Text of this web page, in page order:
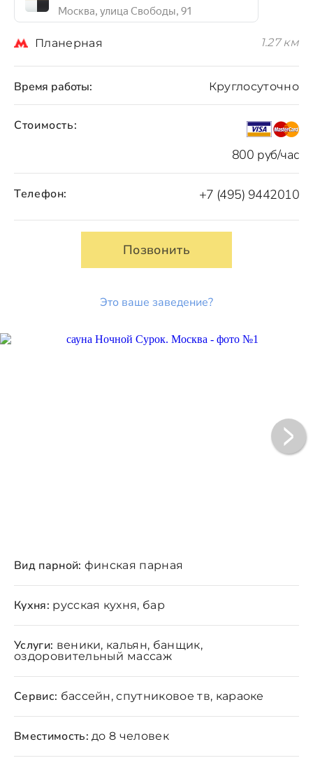
Стоимость:
800 руб/час
Время работы: Круглосуточно
Телефон: +7 (495) 9442010
Позвонить
Это ваше заведение?
Москва, улица Свободы, 91
Планерная 1.27 км
Вид парной: финская парная
Кухня: русская кухня, бар
Услуги: веники, кальян, банщик,
оздоровительный массаж
Сервис: бассейн, спутниковое тв, караоке
Вместимость: до 8 человек